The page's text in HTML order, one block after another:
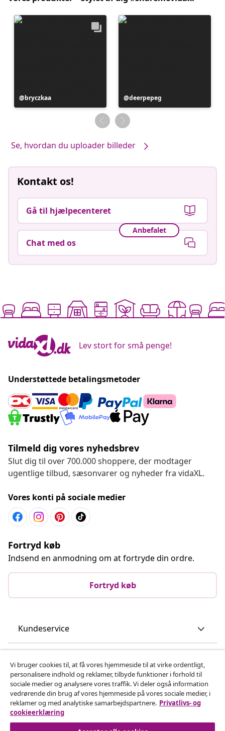
Opslag
offentliggjort
bryczkaa
Opslag
offentliggjort
af
deerpepeg
Se, hvordan du uploader billeder
Kontakt os!
Gå til hjælpecenteret
Anbefalet
Chat med os
Lev stort for små penge!
Understøttede betalingsmetoder
Tilmeld dig vores nyhedsbrev
Slut dig til over 700.000 shoppere, der modtager
ugentlige tilbud, sæsonvarer og nyheder fra vidaXL.
Vores konti på sociale medier
Fortryd køb
Indsend en anmodning om at fortryde din ordre.
Fortryd køb
Kundeservice
vidaXL
Opdag mere
Vi bruger cookies til, at få vores hjemmeside til at virke ordentligt,
personalisere indhold og reklamer, tilbyde funktioner i forhold til
sociale medier og analysere vores traffik. Vi deler også information
vedrørende din brug af vores hjemmeside på vores sociale medier, i
reklamer og med analytiske samarbejdspartnere. Privatlivs- og
cookieerklæring